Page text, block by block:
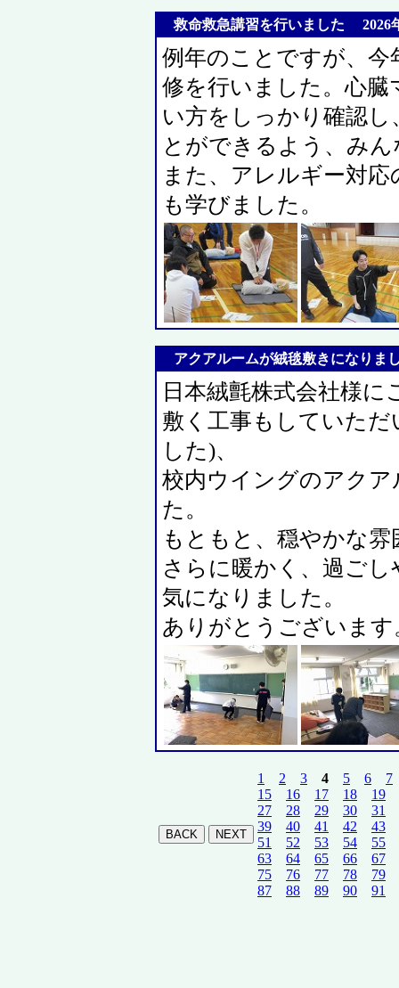
救命救急講習を行いました 2026
例年のことですが、今
修を行いました。心臓
い方をしっかり確認
とができるよう、み
また、アレルギー対
も学びました。
アクアルームが絨毯敷きになりま
日本絨氈株式会社様に
敷く工事もしていた
した)、
校内ウイングのアク
た。
もともと、穏やかな
さらに暖かく、過ご
気になりました。
ありがとうございます
1 2 3 4 5 6
7
15
16 17 18
19
27
28 29 30
31
39
40 41 42
43
51
52 53 54
55
63
64 65 66
67
75
76 77 78
79
87
88 89 90 91